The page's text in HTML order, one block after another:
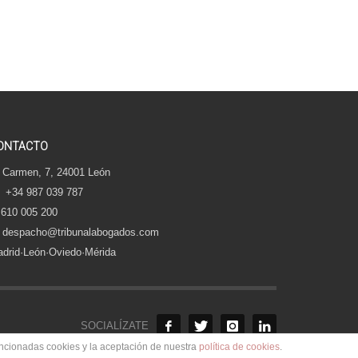
Carmen, 7, 24001 León
+34 987 039 787
005 200
despacho@tribunalabogados.com
SOCIALÍZATE
cookies y la aceptación de nuestra política de cookies.